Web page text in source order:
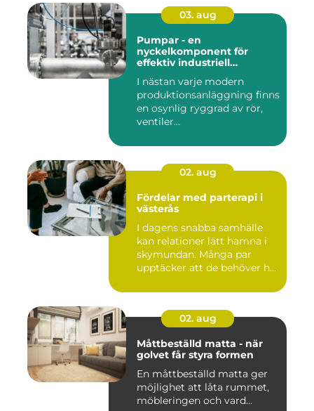
03. aug
Pumpar - en
nyckelkomponent för
effektiv industriell
I nästan varje modern
produktionsanläggning finns
en osynlig ryggrad av rör,
ventiler...
02. aug
Fördelar med parterapi i
västerås
I dagens snabba samhälle
kan relationer lätt hamna i
skymundan. Många par
upptäcker att de behöver h...
02. aug
Måttbeställd matta - när
golvet får styra formen
En måttbeställd matta ger
möjlighet att låta rummet,
möbleringen och vard...